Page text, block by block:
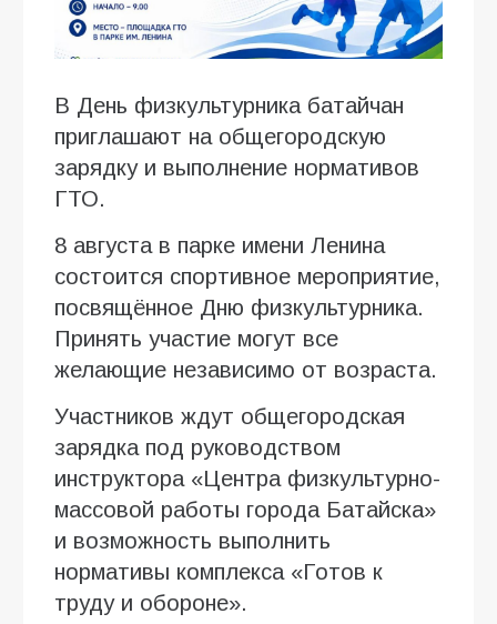
В День физкультурника батайчан
приглашают на общегородскую
зарядку и выполнение нормативов
ГТО.
8 августа в парке имени Ленина
состоится спортивное мероприятие,
посвящённое Дню физкультурника.
Принять участие могут все
желающие независимо от возраста.
Участников ждут общегородская
зарядка под руководством
инструктора «Центра физкультурно-
массовой работы города Батайска»
и возможность выполнить
нормативы комплекса «Готов к
труду и обороне».